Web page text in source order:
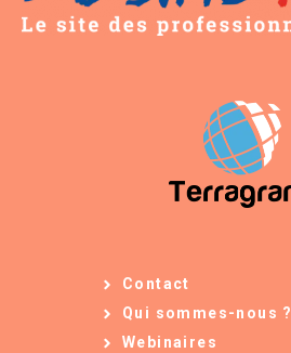
Contact
Qui sommes-nous ?
Webinaires